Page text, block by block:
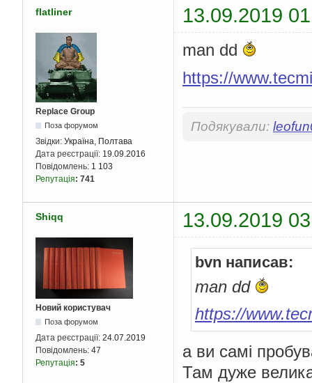
flatliner 13.09.2019
Replace Group
Поза форумом
Звідки: Україна, Полтава
Дата реєстрації: 19.09.2016
Повідомлень: 1 103
Репутація: 741
man dd
https://
Подякували:
Shiqq 13.09.2019
Новий користувач
Поза форумом
Дата реєстрації: 24.07.2019
Повідомлень: 47
Репутація: 5
bvn написав:
man dd
https://
а ви самі
Там дуже велика